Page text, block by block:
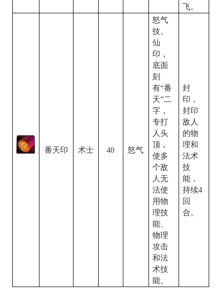
飞。
番天印 术士 40 怒气
怒气
技。
仙
印，
底面
刻
有“番
天”二
字，
专打
人头
顶，
使多
个敌
人无
法使
用物
理技
能、
物理
攻击
和法
术技
能。
封
印，
封印
敌人
的物
理和
法术
技
能，
持续4
回
合。